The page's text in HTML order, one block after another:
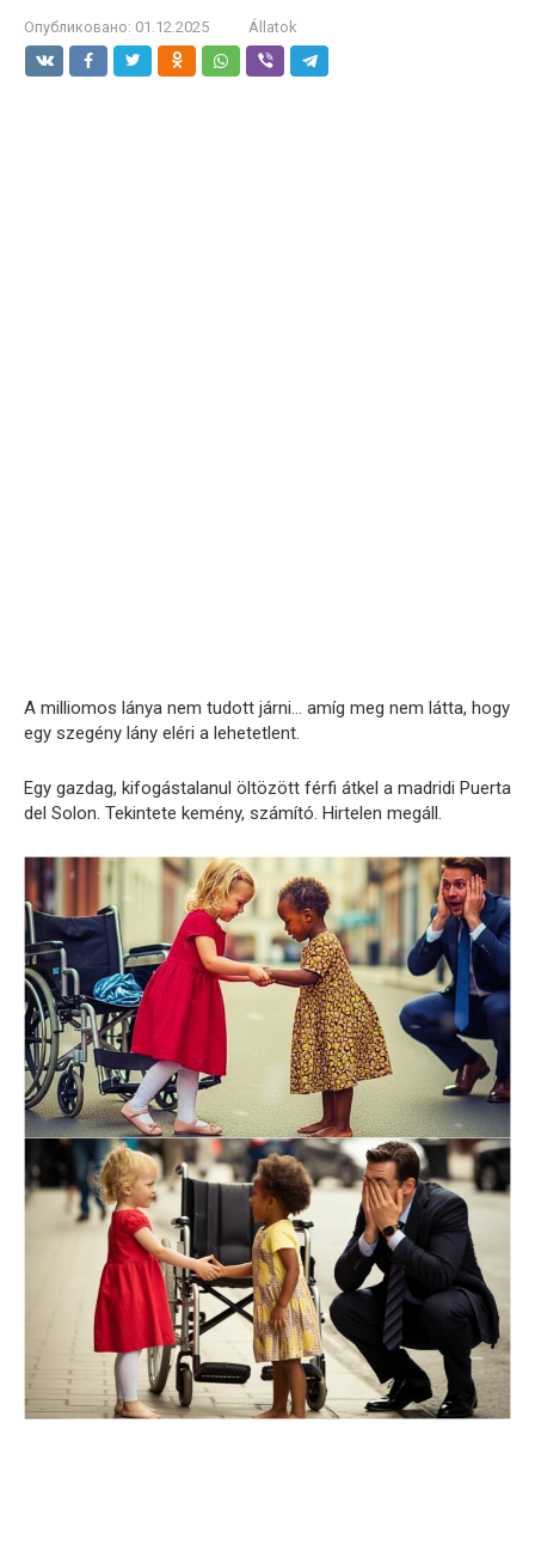
Опубликовано: 01.12.2025 Állatok
A milliomos lánya nem tudott járni… amíg meg nem látta, hogy
egy szegény lány eléri a lehetetlent.
Egy gazdag, kifogástalanul öltözött férfi átkel a madridi Puerta
del Solon. Tekintete kemény, számító. Hirtelen megáll.